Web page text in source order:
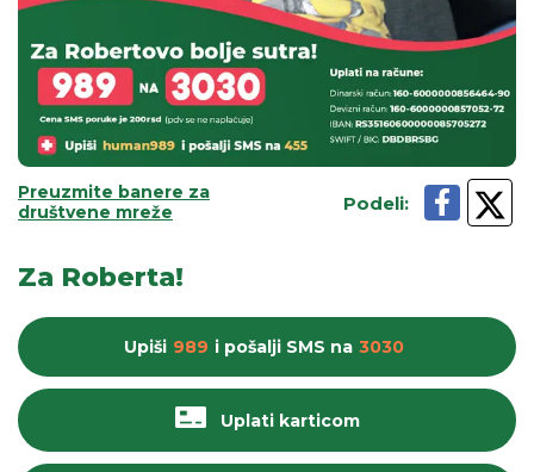
Preuzmite banere za
društvene mreže
Podeli:
Za Roberta!
Uplati karticom
Upiši 989 i pošalji SMS na 3030